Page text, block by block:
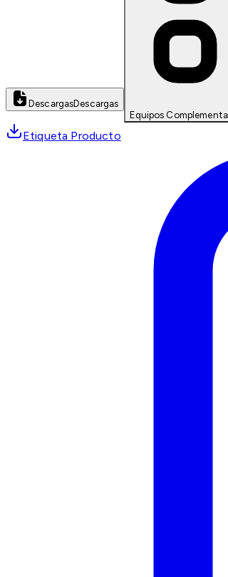
DescargasDescargas
Equipos
Etiqueta Producto